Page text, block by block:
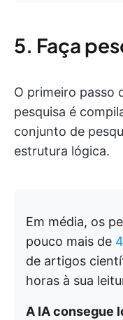
5. Faça
O primeiro passo
pesquisa é
conjunto de
estrutura lógica.
Em média, os
pouco mais de
de artigos
horas à sua
A IA consegue